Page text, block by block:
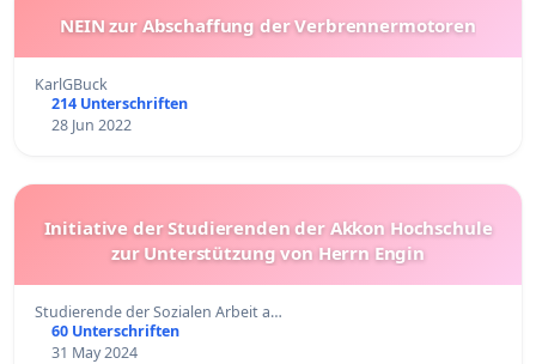
NEIN zur Abschaffung der Verbrennermotoren
KarlGBuck
214 Unterschriften
28 Jun 2022
Initiative der Studierenden der Akkon Hochschule
zur Unterstützung von Herrn Engin
Studierende der Sozialen Arbeit a…
60 Unterschriften
31 May 2024